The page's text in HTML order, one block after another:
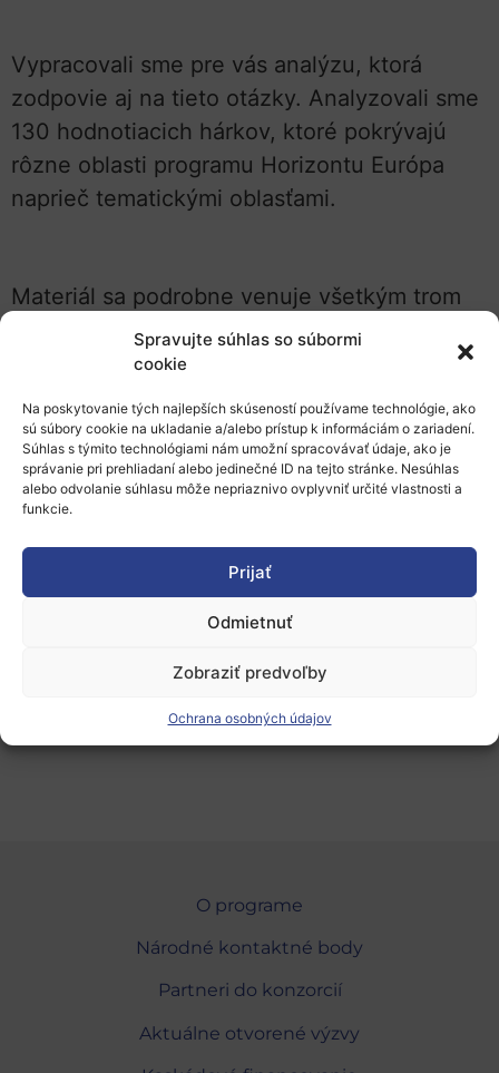
Spravujte súhlas so súbormi
cookie
Na poskytovanie tých najlepších skúseností používame technológie, ako
sú súbory cookie na ukladanie a/alebo prístup k informáciám o zariadení.
Súhlas s týmito technológiami nám umožní spracovávať údaje, ako je
správanie pri prehliadaní alebo jedinečné ID na tejto stránke. Nesúhlas
alebo odvolanie súhlasu môže nepriaznivo ovplyvniť určité vlastnosti a
funkcie.
Prijať
Odmietnuť
Zobraziť predvoľby
Ochrana osobných údajov
Vypracovali sme pre vás analýzu, ktorá
zodpovie aj na tieto otázky. Analyzovali sme
130 hodnotiacich hárkov, ktoré pokrývajú
rôzne oblasti programu Horizontu Európa
naprieč tematickými oblasťami.
Materiál sa podrobne venuje všetkým trom
hodnotiacim kritériám – excelentnosť, dopad
a implementácia. Pozreli sme sa na
jednotlivé hodnotiace aspekty z pohľadu
rôznych typov projektov. Pri projektoch
zameraných na koordinačné a podporné
aktivity (CSA) vystupujú do popredia iné
výskumných projektoch (RIA) či pri
projektoch, ktoré sa sústreďujú na
uplatnenie výsledkov v praxi (IA).
Analýza dostupná tu
O programe
Národné kontaktné body
Partneri do konzorcií
Aktuálne otvorené výzvy